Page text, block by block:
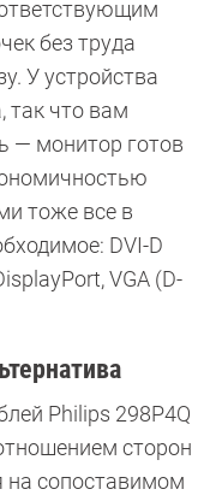
без труда
У устройства
так что вам
— монитор готов
тоже все в
DVI-D
VGA (D-
Philips 298P4Q
сторон
на сопоставимом